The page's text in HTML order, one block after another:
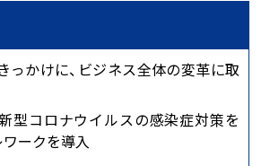
っかけに、ビジネス全体の変革に取
型コロナウイルスの感染症対策を
ワークを導入